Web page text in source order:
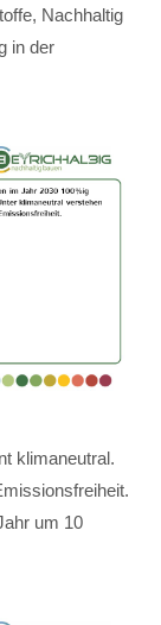
Nachhaltig
in der
klimaneutral.
um 10